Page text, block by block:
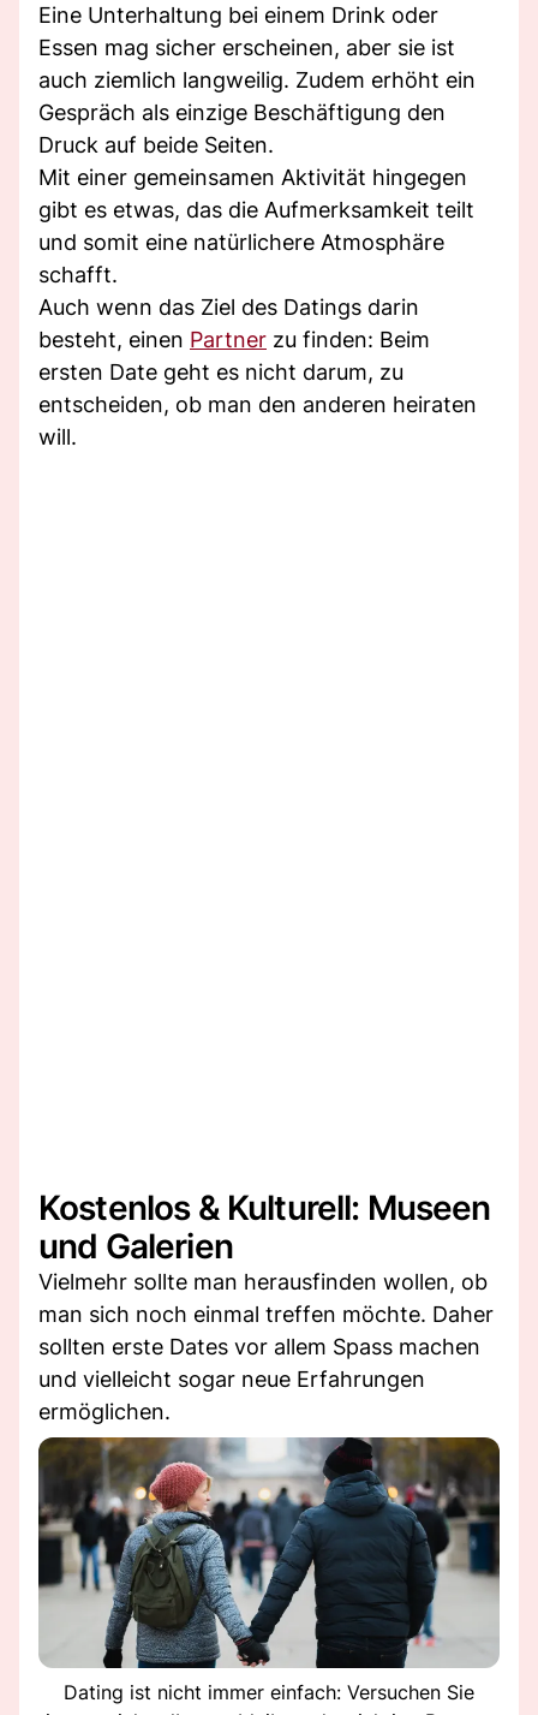
Eine Unterhaltung bei einem Drink oder
Essen mag sicher erscheinen, aber sie ist
auch ziemlich langweilig. Zudem erhöht ein
Gespräch als einzige Beschäftigung den
Druck auf beide Seiten.
Mit einer gemeinsamen Aktivität hingegen
gibt es etwas, das die Aufmerksamkeit teilt
und somit eine natürlichere Atmosphäre
schafft.
Auch wenn das Ziel des Datings darin
besteht, einen Partner zu finden: Beim
ersten Date geht es nicht darum, zu
entscheiden, ob man den anderen heiraten
will.
Kostenlos & Kulturell: Museen
und Galerien
Vielmehr sollte man herausfinden wollen, ob
man sich noch einmal treffen möchte. Daher
sollten erste Dates vor allem Spass machen
und vielleicht sogar neue Erfahrungen
ermöglichen.
Dating ist nicht immer einfach: Versuchen Sie